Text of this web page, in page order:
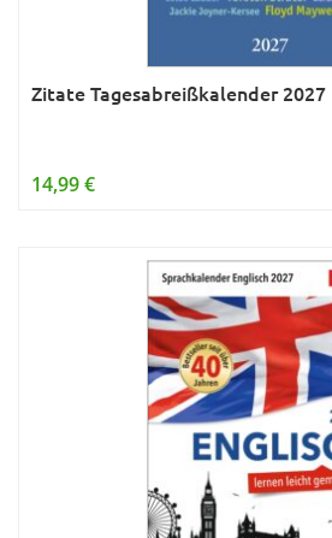
Zitate Tagesabreißkalender 2027
14,99 €